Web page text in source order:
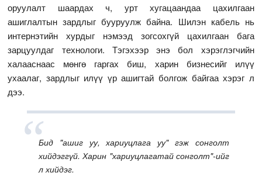
оруулалт шаардах ч, урт хугацаандаа цахилгаан
ашиглалтын зардлыг бууруулж байна. Шилэн кабель нь
интернэтийн хурдыг нэмээд зогсохгүй цахилгаан бага
зарцуулдаг технологи. Тэгэхээр энэ бол хэрэглэгчийн
халааснаас мөнгө гаргах биш, харин бизнесийг илүү
ухаалаг, зардлыг илүү үр ашигтай болгож байгаа хэрэг л
дээ.
Бид "ашиг уу, хариуцлага уу" гэж сонголт
хийдэггүй. Харин "хариуцлагатай сонголт"-ийг
л хийдэг.